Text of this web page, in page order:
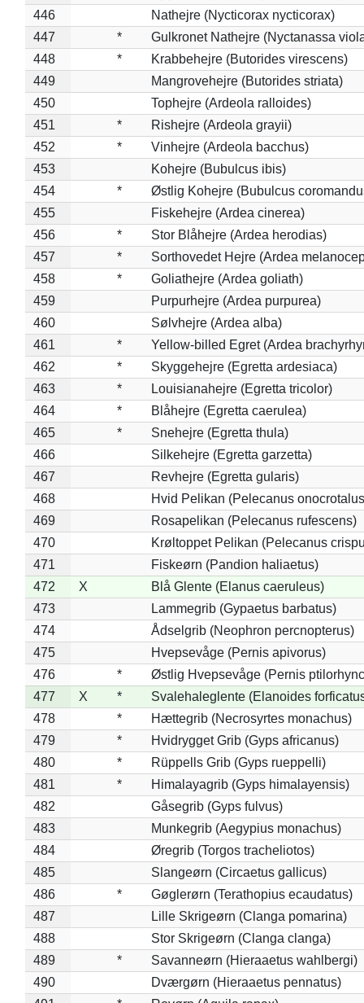
446
Nathejre (Nycticorax nycticorax)
447
*
Gulkronet Nathejre (Nyctanassa
448
*
Krabbehejre (Butorides virescens)
449
Mangrovehejre (Butorides striata)
450
Tophejre (Ardeola ralloides)
451
*
Rishejre (Ardeola grayii)
452
*
Vinhejre (Ardeola bacchus)
453
Kohejre (Bubulcus ibis)
454
*
Østlig Kohejre (Bubulcus
455
Fiskehejre (Ardea cinerea)
456
*
Stor Blåhejre (Ardea herodias)
457
*
Sorthovedet Hejre (Ardea
458
*
Goliathejre (Ardea goliath)
459
Purpurhejre (Ardea purpurea)
460
Sølvhejre (Ardea alba)
461
*
Yellow-billed Egret (Ardea
462
*
Skyggehejre (Egretta ardesiaca)
463
*
Louisianahejre (Egretta tricolor)
464
*
Blåhejre (Egretta caerulea)
465
*
Snehejre (Egretta thula)
466
Silkehejre (Egretta garzetta)
467
Revhejre (Egretta gularis)
468
Hvid Pelikan (Pelecanus
469
Rosapelikan (Pelecanus rufescens)
470
Krøltoppet Pelikan (Pelecanus
471
Fiskeørn (Pandion haliaetus)
472
X
Blå Glente (Elanus caeruleus)
473
Lammegrib (Gypaetus barbatus)
474
Ådselgrib (Neophron percnopterus)
475
Hvepsevåge (Pernis apivorus)
476
*
Østlig Hvepsevåge (Pernis
477
X *
Svalehaleglente (Elanoides
478
*
Hættegrib (Necrosyrtes monachus)
479
*
Hvidrygget Grib (Gyps africanus)
480
*
Rüppells Grib (Gyps rueppelli)
481
*
Himalayagrib (Gyps himalayensis)
482
Gåsegrib (Gyps fulvus)
483
Munkegrib (Aegypius monachus)
484
Øregrib (Torgos tracheliotos)
485
Slangeørn (Circaetus gallicus)
486
*
Gøglerørn (Terathopius ecaudatus)
487
Lille Skrigeørn (Clanga pomarina)
488
Stor Skrigeørn (Clanga clanga)
489
*
Savanneørn (Hieraaetus wahlbergi)
490
Dværgørn (Hieraaetus pennatus)